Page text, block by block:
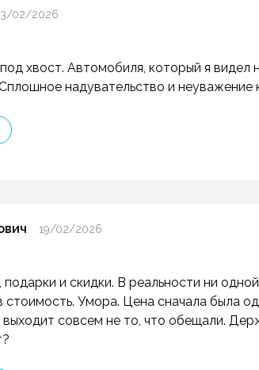
02/2026
хвост. Автомобиля, который я
надувательство и неуважение
19/02/2026
подарки и скидки. В реальности ни
стоимость. Умора. Цена сначала была
выходит совсем не то, что обещали.